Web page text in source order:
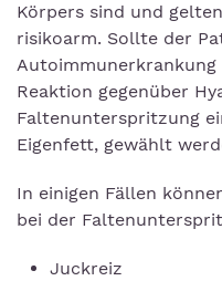
Körpers sind und
risikoarm. Sollte der
Autoimmunerkrankung
Reaktion gegenüber
Faltenunterspritzung
Eigenfett, gewählt
In einigen Fällen
bei der
Juckreiz